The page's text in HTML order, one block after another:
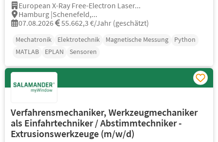
European X-Ray Free-Electron Laser...
Hamburg |Schenefeld,...
07.08.2026
55.662,3 €/Jahr (geschätzt)
Mechatronik Elektrotechnik Magnetische Messung
Python
MATLAB
EPLAN Sensoren
Verfahrensmechaniker, Werkzeugmechaniker
als Einfahrtechniker / Abstimmtechniker -
Extrusionswerkzeuge (m/w/d)